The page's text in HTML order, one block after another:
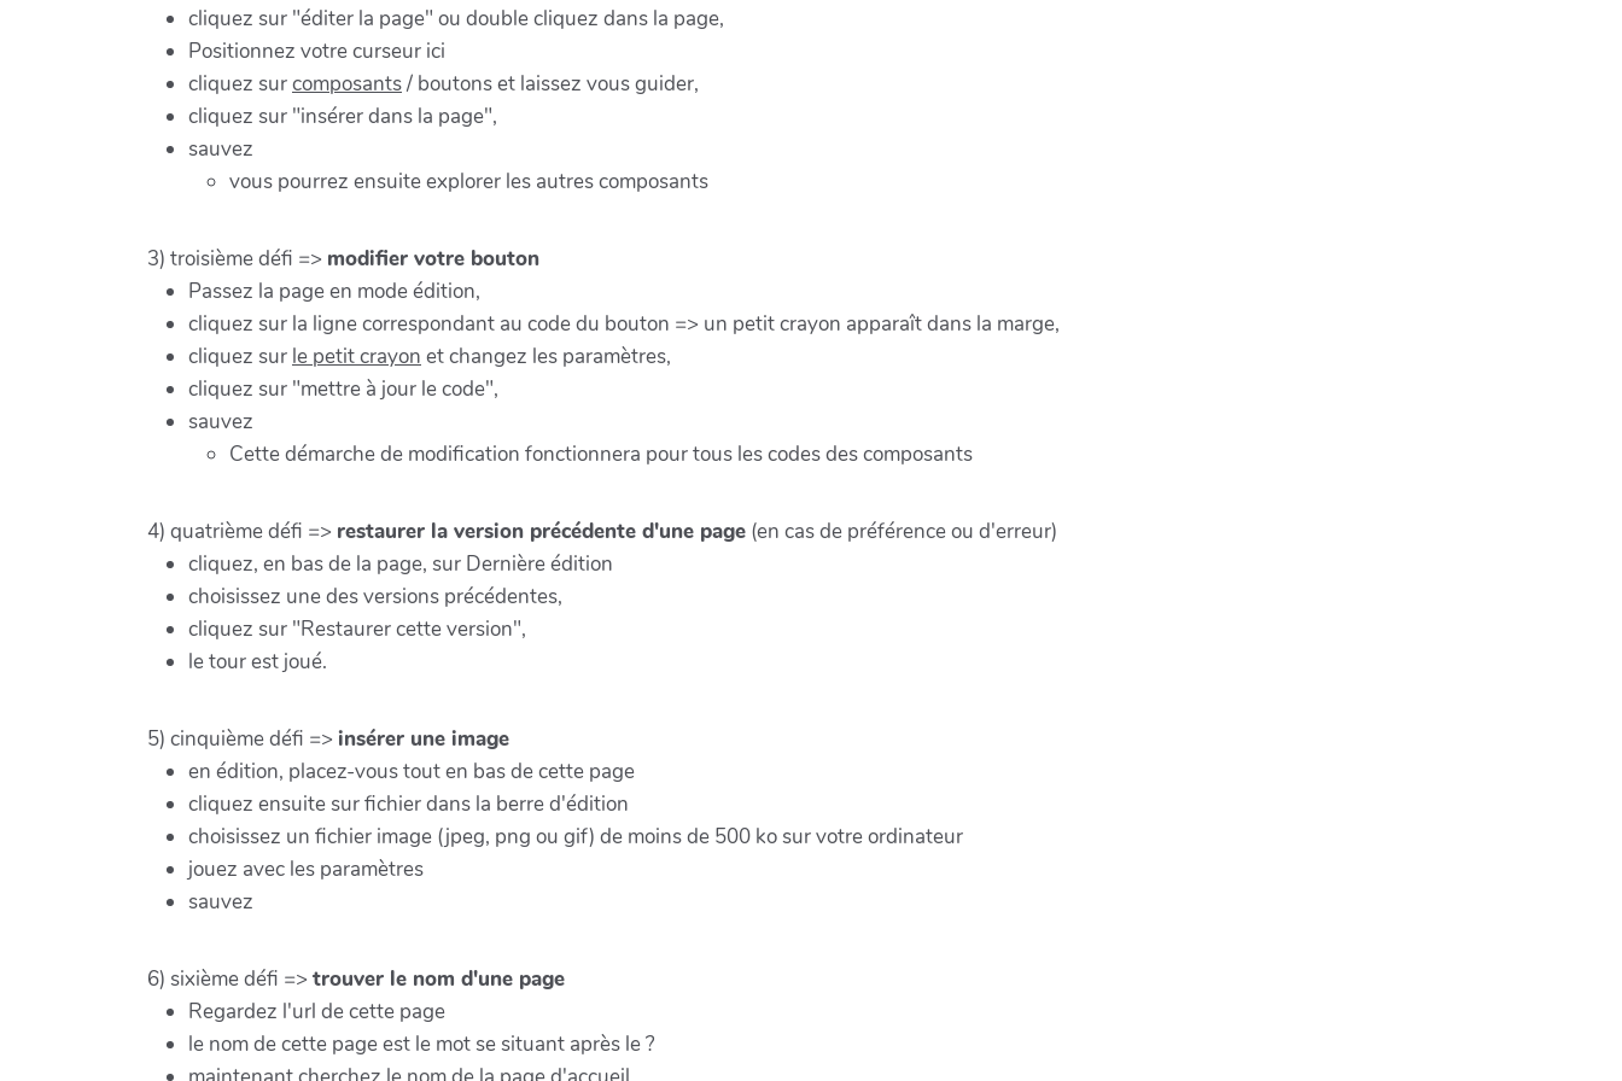
cliquez sur "éditer la page" ou double cliquez dans la page,
Positionnez votre curseur ici
cliquez surcomposants/ boutons et laissez vous guider,
cliquez sur "insérer dans la page",
sauvez
vous pourrez ensuite explorer les autres composants
3) troisième défi => modifier votre bouton
Passez la page en mode édition,
cliquez sur la ligne correspondant au code du bouton => un petit crayon apparaît dans la marge,
cliquez sur le petit crayon et changez les paramètres,
cliquez sur "mettre à jour le code",
sauvez
Cette démarche de modification fonctionnera pour tous les codes des composants
4) quatrième défi => restaurer la version précédente d'une page (en cas de préférence ou d'erreur)
cliquez, en bas de la page, sur Dernière édition
choisissez une des versions précédentes,
cliquez sur "Restaurer cette version",
le tour est joué.
5) cinquième défi => insérer une image
en édition, placez-vous tout en bas de cette page
cliquez ensuite sur fichier dans la berre d'édition
choisissez un fichier image (jpeg, png ou gif) de moins de 500 ko sur votre ordinateur
jouez avec les paramètres
sauvez
6) sixième défi => trouver le nom d'une page
Regardez l'url de cette page
le nom de cette page est le mot se situant après le ?